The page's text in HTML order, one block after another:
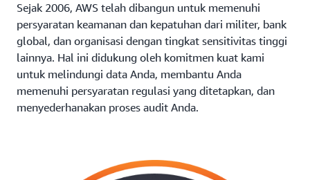
Sejak 2006, AWS telah dibangun untuk memenuhi
persyaratan keamanan dan kepatuhan dari militer, bank
global, dan organisasi dengan tingkat sensitivitas tinggi
lainnya. Hal ini didukung oleh komitmen kuat kami
untuk melindungi data Anda, membantu Anda
memenuhi persyaratan regulasi yang ditetapkan, dan
menyederhanakan proses audit Anda.